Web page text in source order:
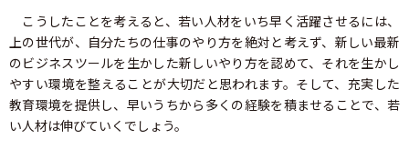
こうしたことを考えると、若い人材をいち早く活躍させるには、
上の世代が、自分たちの仕事のやり方を絶対と考えず、新しい最新
のビジネスツールを生かした新しいやり方を認めて、それを生かし
やすい環境を整えることが大切だと思われます。そして、充実した
教育環境を提供し、早いうちから多くの経験を積ませることで、若
い人材は伸びていくでしょう。